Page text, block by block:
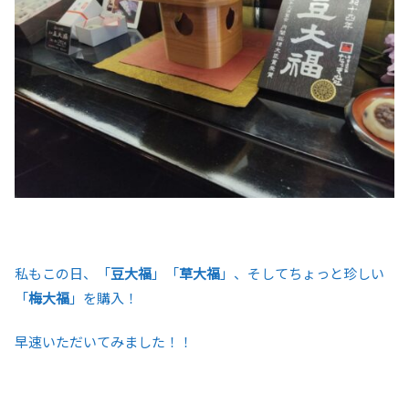
私もこの日、「豆大福」「草大福」、そしてちょっと珍しい
「梅大福」を購入！
早速いただいてみました！！